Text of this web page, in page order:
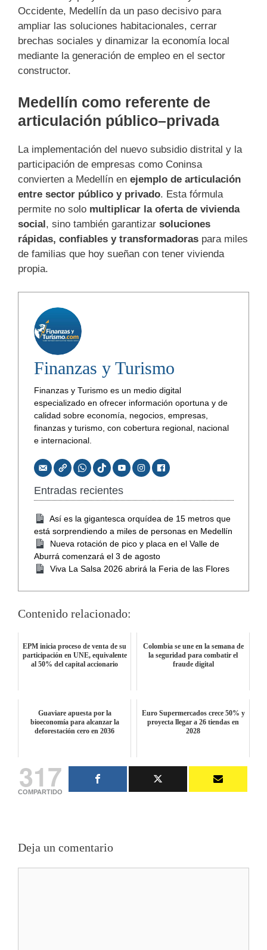
Occidente, Medellín da un paso decisivo para
ampliar las soluciones habitacionales, cerrar
brechas sociales y dinamizar la economía local
mediante la generación de empleo en el sector
constructor.
Medellín como referente de
articulación público–privada
La implementación del nuevo subsidio distrital y la
participación de empresas como Coninsa
convierten a Medellín en ejemplo de articulación
entre sector público y privado. Esta fórmula
permite no solo multiplicar la oferta de vivienda
social , sino también garantizar soluciones
rápidas, confiables y transformadoras para miles
de familias que hoy sueñan con tener vivienda
propia.
Finanzas y Turismo
Finanzas y Turismo es un medio digital
especializado en ofrecer información oportuna y de
calidad sobre economía, negocios, empresas,
finanzas y turismo, con cobertura regional, nacional
e internacional.
Entradas recientes
Así es la gigantesca orquídea de 15 metros que
está sorprendiendo a miles de personas en Medellín
Nueva rotación de pico y placa en el Valle de
Aburrá comenzará el 3 de agosto
Viva La Salsa 2026 abrirá la Feria de las Flores
Contenido relacionado:
EPM inicia proceso de venta de su
participación en UNE, equivalente
al 50% del capital accionario
Colombia se une en la semana de
la seguridad para combatir el
fraude digital
Guaviare apuesta por la
bioeconomía para alcanzar la
deforestación cero en 2036
Euro Supermercados crece 50% y
proyecta llegar a 26 tiendas en
2028
317
COMPARTIDO
Deja un comentario